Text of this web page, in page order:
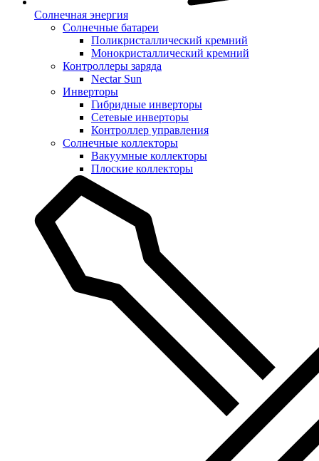
Солнечная энергия
Солнечные батареи
Поликристаллический кремний
Монокристаллический кремний
Контроллеры заряда
Nectar Sun
Инверторы
Гибридные инверторы
Сетевые инверторы
Контроллер управления
Солнечные коллекторы
Вакуумные коллекторы
Плоские коллекторы